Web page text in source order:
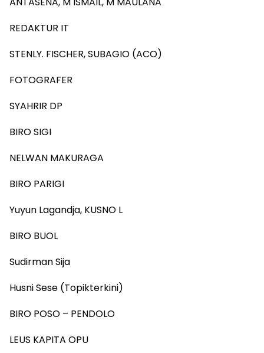
REDAKTUR IT
STENLY. FISCHER, SUBAGIO (ACO)
FOTOGRAFER
SYAHRIR DP
BIRO SIGI
NELWAN MAKURAGA
BIRO PARIGI
Yuyun Lagandja, KUSNO L
BIRO BUOL
Sudirman Sija
Husni Sese (Topikterkini)
BIRO POSO – PENDOLO
LEUS KAPITA OPU